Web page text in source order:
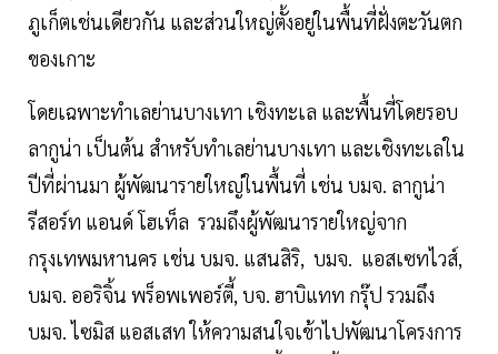
ภูเก็ตเช่นเดียวกัน และส่วนใหญ่ตั้งอยู่ในพื้นที่ฝั่งตะวันตก
ของเกาะ
โดยเฉพาะทำเลย่านบางเทา เชิงทะเล และพื้นที่โดยรอบ
ลากูน่า เป็นต้น สำหรับทำเลย่านบางเทา และเชิงทะเลใน
ปีที่ผ่านมา ผู้พัฒนารายใหญ่ในพื้นที่ เช่น บมจ. ลากูน่า
รีสอร์ท แอนด์ โฮเท็ล รวมถึงผู้พัฒนารายใหญ่จาก
กรุงเทพมหานคร เช่น บมจ. แสนสิริ, บมจ. แอสเซทไวส์,
บมจ. ออริจิ้น พร็อพเพอร์ตี้, บจ. ฮาบิแทท กรุ๊ป รวมถึง
บมจ. ไซมิส แอสเสท ให้ความสนใจเข้าไปพัฒนาโครงการ